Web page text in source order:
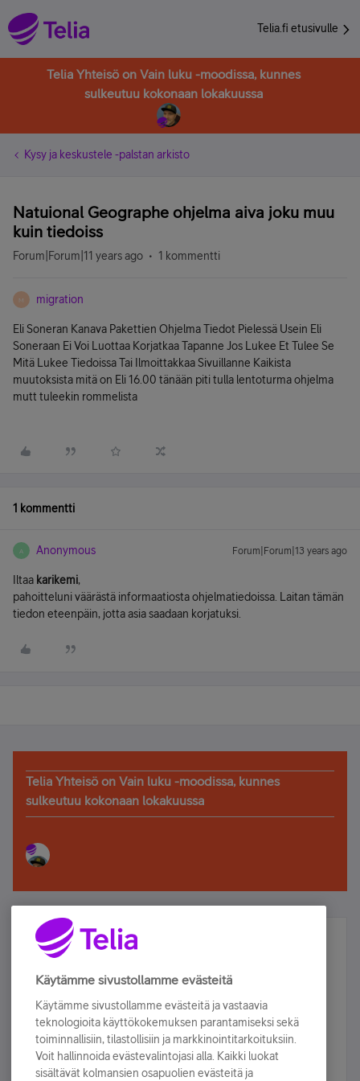
Telia.fi etusivulle
Telia Yhteisö on Vain luku -moodissa, kunnes
sulkeutuu kokonaan lokakuussa
Kysy ja keskustele -palstan arkisto
Natuional Geographe ohjelma aiva joku muu
kuin tiedoiss
Forum|Forum|11 years ago 1 kommentti
M migration
Eli Soneran Kanava Pakettien Ohjelma Tiedot Pielessä Usein Eli
Soneraan Ei Voi Luottaa Korjatkaa Tapanne Jos Lukee Et Tulee Se
Mitä Lukee Tiedoissa Tai Ilmoittakkaa Sivuillanne Kaikista
muutoksista mitä on Eli 16.00 tänään piti tulla lentoturma ohjelma
mutt tuleekin rommelista
1 kommentti
A Anonymous Forum|Forum|13 years ago
Iltaa karikemi,
pahoitteluni väärästä informaatiosta ohjelmatiedoissa. Laitan tämän
tiedon eteenpäin, jotta asia saadaan korjatuksi.
Telia Yhteisö on Vain luku -moodissa, kunnes
sulkeutuu kokonaan lokakuussa
Älä jää paitsi – osallistu ja voita!
Tilaa Telian uutiskirje ja olet mukana arvonnassa.
sähköpostiisi.
Tilaa nyt
Käytämme sivustollamme evästeitä
Käytämme sivustollamme evästeitä ja vastaavia
teknologioita käyttökokemuksen parantamiseksi sekä
toiminnallisiin, tilastollisiin ja markkinointitarkoituksiin.
Voit hallinnoida evästevalintojasi alla. Kaikki luokat
sisältävät kolmansien osapuolien evästeitä ja